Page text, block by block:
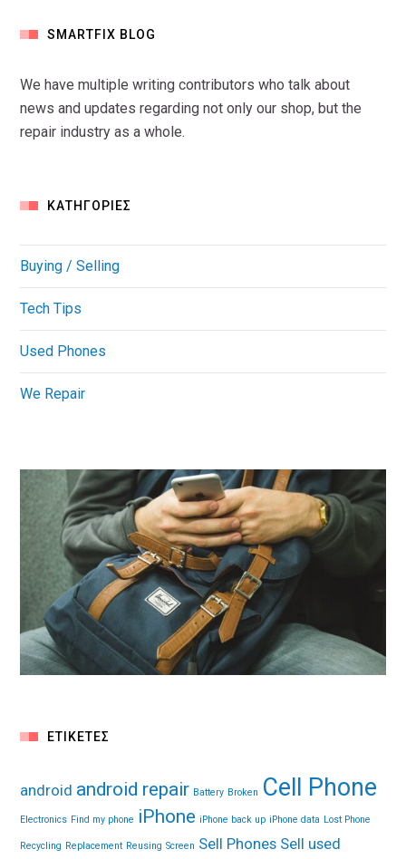
SMARTFIX BLOG
We have multiple writing contributors who talk about
news and updates regarding not only our shop, but the
repair industry as a whole.
KΑΤΗΓΟΡΊΕΣ
Buying / Selling
Tech Tips
Used Phones
We Repair
ΕΤΙΚΈΤΕΣ
android android repair Battery Broken Cell Phone
Electronics Find my phone iPhone iPhone back up iPhone data Lost Phone
Recycling Replacement Reusing Screen Sell Phones Sell used